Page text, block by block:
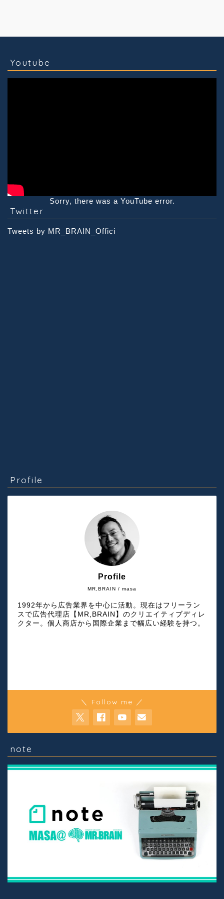
Youtube
Sorry, there was a YouTube error.
Twitter
Tweets by MR_BRAIN_Offici
Profile
MR,BRAIN / masa
Profile
1992年から広告業界を中心に活動。現在はフリーラン
スで広告代理店【MR,BRAIN】のクリエイティブディレ
クター。個人商店から国際企業まで幅広い経験を持つ。
＼ Follow me ／
note